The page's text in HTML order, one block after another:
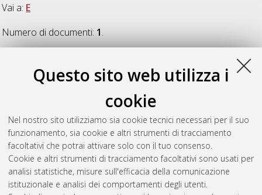
Questo sito web utilizza i
cookie
Nel nostro sito utilizziamo sia cookie tecnici necessari per il suo
funzionamento, sia cookie e altri strumenti di tracciamento
facoltativi che potrai attivare solo con il tuo consenso.
Cookie e altri strumenti di tracciamento facoltativi sono usati per
analisi statistiche, misure sull'efficacia della comunicazione
istituzionale e analisi dei comportamenti degli utenti.
Vai a: E
Numero di documenti: 1.
(2021)Characterization of glycerol-silicone
analysis.[Laurea magistrale], Università di Bologna, Corso di
Studio inIngegneria chimica e di processo [LM-DM270]
Documento full-text non disponibile
Questa lista e' stata generata ilSat Aug 8 04:23:29 2026